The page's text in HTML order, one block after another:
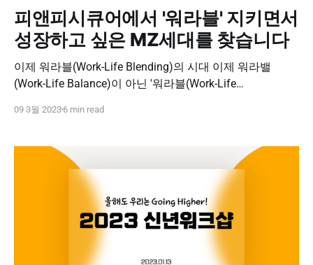
피앤피시큐어에서 '워라블' 지키면서
성장하고 싶은 MZ세대를 찾습니다
이제 워라블(Work-Life Blending)의 시대 이제 워라밸
(Work-Life Balance)이 아닌 '워라블(Work-Life
실한 분리를 통해 둘 사이의 균형을 추구하던 워라밸과 달
타일입니다. 이는 끊임없는 자기계발과 이를 통한 가치 실
09 3월 2023 6 min read